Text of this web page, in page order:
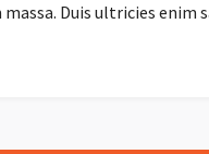
Duis ultricies enim